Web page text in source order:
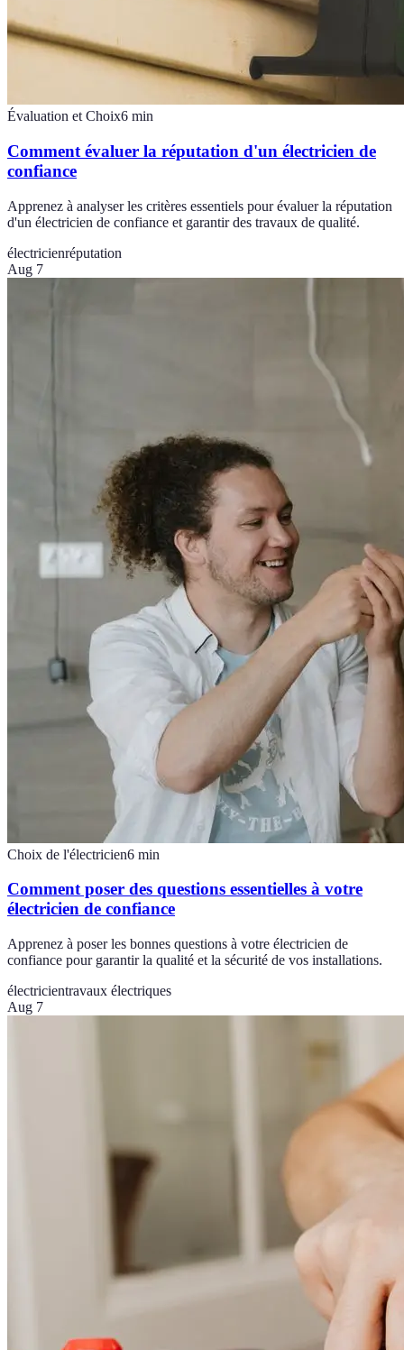
Évaluation et Choix6 min
Comment évaluer la réputation d'un électricien de
confiance
Apprenez à analyser les critères essentiels pour évaluer la réputation
d'un électricien de confiance et garantir des travaux de qualité.
électricienréputation
Aug 7
Choix de l'électricien6 min
Comment poser des questions essentielles à votre
électricien de confiance
Apprenez à poser les bonnes questions à votre électricien de
confiance pour garantir la qualité et la sécurité de vos installations.
électricientravaux électriques
Aug 7